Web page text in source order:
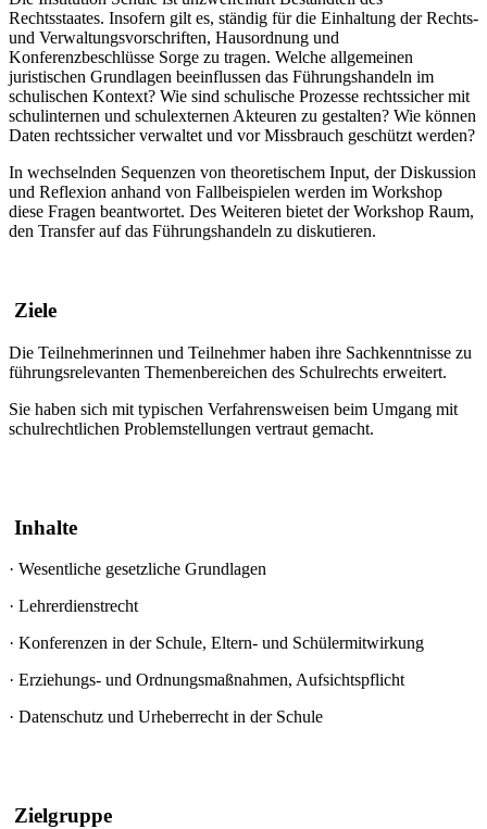
Rechtsstaates. Insofern gilt es, ständig für die Einhaltung der Rechts-
und Verwaltungsvorschriften, Hausordnung und
Konferenzbeschlüsse Sorge zu tragen. Welche allgemeinen
juristischen Grundlagen beeinflussen das Führungshandeln im
schulischen Kontext? Wie sind schulische Prozesse rechtssicher mit
schulinternen und schulexternen Akteuren zu gestalten? Wie können
Daten rechtssicher verwaltet und vor Missbrauch geschützt werden?
In wechselnden Sequenzen von theoretischem Input, der Diskussion
und Reflexion anhand von Fallbeispielen werden im Workshop
diese Fragen beantwortet. Des Weiteren bietet der Workshop Raum,
den Transfer auf das Führungshandeln zu diskutieren.
Ziele
Die Teilnehmerinnen und Teilnehmer haben ihre Sachkenntnisse zu
führungsrelevanten Themenbereichen des Schulrechts erweitert.
Sie haben sich mit typischen Verfahrensweisen beim Umgang mit
schulrechtlichen Problemstellungen vertraut gemacht.
Inhalte
· Wesentliche gesetzliche Grundlagen
· Lehrerdienstrecht
· Konferenzen in der Schule, Eltern- und Schülermitwirkung
· Erziehungs- und Ordnungsmaßnahmen, Aufsichtspflicht
· Datenschutz und Urheberrecht in der Schule
Zielgruppe